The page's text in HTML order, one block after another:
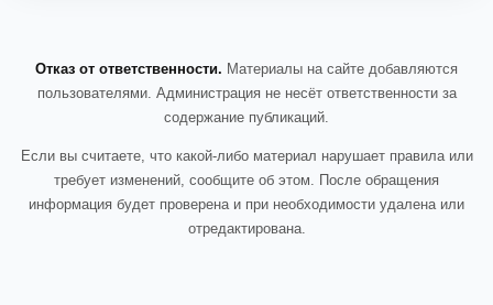
Отказ от ответственности. Материалы на сайте добавляются
пользователями. Администрация не несёт ответственности за
содержание публикаций.
Если вы считаете, что какой-либо материал нарушает правила или
требует изменений, сообщите об этом. После обращения
информация будет проверена и при необходимости удалена или
отредактирована.